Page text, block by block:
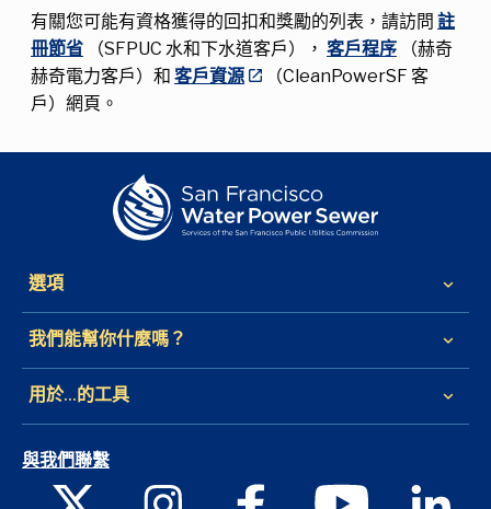
有關您可能有資格獲得的回扣和獎勵的列表，請訪問 註
冊節省 （SFPUC 水和下水道客戶）， 客戶程序 （赫奇
赫奇電力客戶）和 客戶資源
（CleanPowerSF 客
戶）網頁。
選項 keyboard_arrow_down
我們能幫你什麼嗎？ keyboard_arrow_down
用於...的工具 keyboard_arrow_down
與我們聯繫
Instagram Facebook Youtube